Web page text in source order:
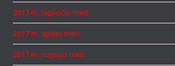
2017 m. lapkričio mėn.
2017 m. spalio mėn.
2017 m. rugsėjo mėn.